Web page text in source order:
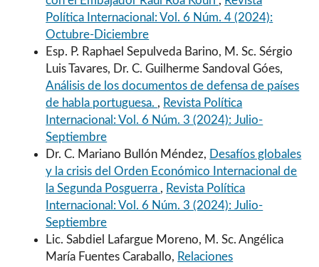
Política Internacional: Vol. 6 Núm. 4 (2024):
Octubre-Diciembre
Esp. P. Raphael Sepulveda Barino, M. Sc. Sérgio
Luis Tavares, Dr. C. Guilherme Sandoval Góes,
Análisis de los documentos de defensa de países
de habla portuguesa. , Revista Política
Internacional: Vol. 6 Núm. 3 (2024): Julio-
Septiembre
Dr. C. Mariano Bullón Méndez, Desafíos globales
y la crisis del Orden Económico Internacional de
la Segunda Posguerra , Revista Política
Internacional: Vol. 6 Núm. 3 (2024): Julio-
Septiembre
Lic. Sabdiel Lafargue Moreno, M. Sc. Angélica
María Fuentes Caraballo, Relaciones